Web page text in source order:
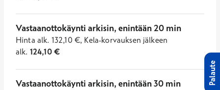
Vastaanottokäynti arkisin, enintään 20 min
Hinta alk. 132,10 €, Kela-korvauksen jälkeen
alk. 124,10€
Vastaanottokäynti arkisin, enintään 30 min Palaute